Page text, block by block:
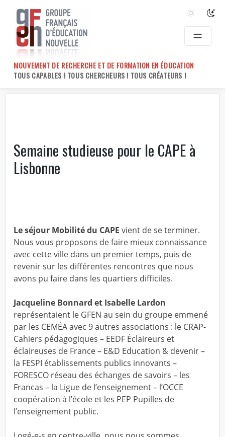
content
MOUVEMENT DE RECHERCHE ET DE FORMATION EN ÉDUCATION
TOUS CAPABLES ! TOUS CHERCHEURS ! TOUS CRÉATEURS !
Semaine studieuse pour le CAPE à
Lisbonne
Le séjour Mobilité du CAPE vient de se terminer.
Nous vous proposons de faire mieux connaissance
avec cette ville dans un premier temps, puis de
revenir sur les différentes rencontres que nous
avons pu faire dans les quartiers difficiles.
Jacqueline Bonnard et Isabelle Lardon
représentaient le GFEN au sein du groupe emmené
par les CEMÉA avec 9 autres associations : le CRAP-
Cahiers pédagogiques – EEDF Éclaireurs et
éclaireuses de France – E&D Education & devenir –
la FESPI établissements publics innovants –
FORESCO réseau des échanges de savoirs – les
Francas – la Ligue de l’enseignement – l’OCCE
coopération à l’école et les PEP Pupilles de
l’enseignement public.